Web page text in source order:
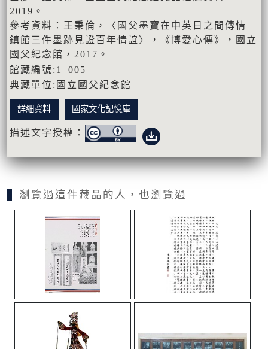
2019。
參考資料：王秉倫，〈國父墨寶在中英日之間傳情
鎮館三件墨跡見證百年情誼〉，《博愛心傳》，國立
國父紀念館，2017。
館藏編號:1_005
典藏單位:國立國父紀念館
詳細資料 國家文化記憶庫
描述文字授權：
瀏覽過這件藏品的人，也瀏覽過